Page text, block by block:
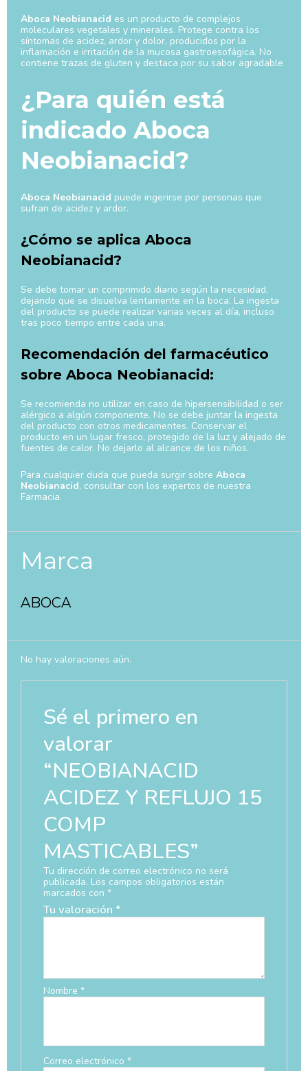
Aboca Neobianacid es un producto de complejos
moleculares vegetales y minerales. Protege contra los
síntomas de acidez, ardor y dolor, producidos por la
inflamación e irritación de la mucosa gastroesofágica. No
contiene trazas de gluten y destaca por su sabor agradable
¿Para quién está
indicado Aboca
Neobianacid?
Aboca Neobianacid puede ingerirse por personas que
sufran de acidez y ardor.
¿Cómo se aplica Aboca
Neobianacid?
Se debe tomar un comprimido diario según la necesidad,
dejando que se disuelva lentamente en la boca. La ingesta
del producto se puede realizar varias veces al día, incluso
tras poco tiempo entre cada una.
Recomendación del farmacéutico
sobre Aboca Neobianacid:
Se recomienda no utilizar en caso de hipersensibilidad o ser
alérgico a algún componente. No se debe juntar la ingesta
del producto con otros medicamentes. Conservar el
producto en un lugar fresco, protegido de la luz y alejado de
fuentes de calor. No dejarlo al alcance de los niños.
Para cualquier duda que pueda surgir sobre Aboca
Neobianacid, consultar con los expertos de nuestra
Farmacia.
Marca
ABOCA
No hay valoraciones aún.
Sé el primero en
valorar
“NEOBIANACID
ACIDEZ Y REFLUJO 15
COMP
MASTICABLES”
Tu dirección de correo electrónico no será
publicada. Los campos obligatorios están
marcados con *
Tu valoración *
Nombre *
Correo electrónico *